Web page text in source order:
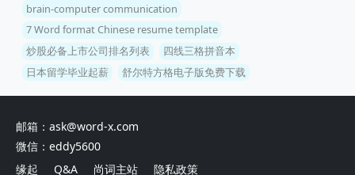
brain-computer communication
7 Word format Chinese resume template
炒股必备上市公司排名列表
四线三格拼音本
日本留学毕业起薪
舒尔特方格电子版免费下载
邮箱：ask@word-x.com
微信：eddy5600
缘起
Q&A 尚词主站 隐私政策